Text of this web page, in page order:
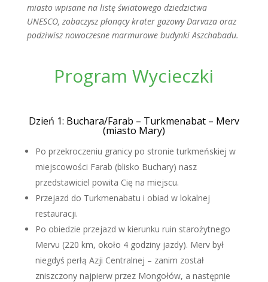
miasto wpisane na listę światowego dziedzictwa
UNESCO, zobaczysz płonący krater gazowy Darvaza oraz
podziwisz nowoczesne marmurowe budynki Aszchabadu.
Program Wycieczki
Dzień 1: Buchara/Farab – Turkmenabat – Merv
(miasto Mary)
Po przekroczeniu granicy po stronie turkmeńskiej w
miejscowości Farab (blisko Buchary) nasz
przedstawiciel powita Cię na miejscu.
Przejazd do Turkmenabatu i obiad w lokalnej
restauracji.
Po obiedzie przejazd w kierunku ruin starożytnego
Mervu (220 km, około 4 godziny jazdy). Merv był
niegdyś perłą Azji Centralnej – zanim został
zniszczony najpierw przez Mongołów, a następnie